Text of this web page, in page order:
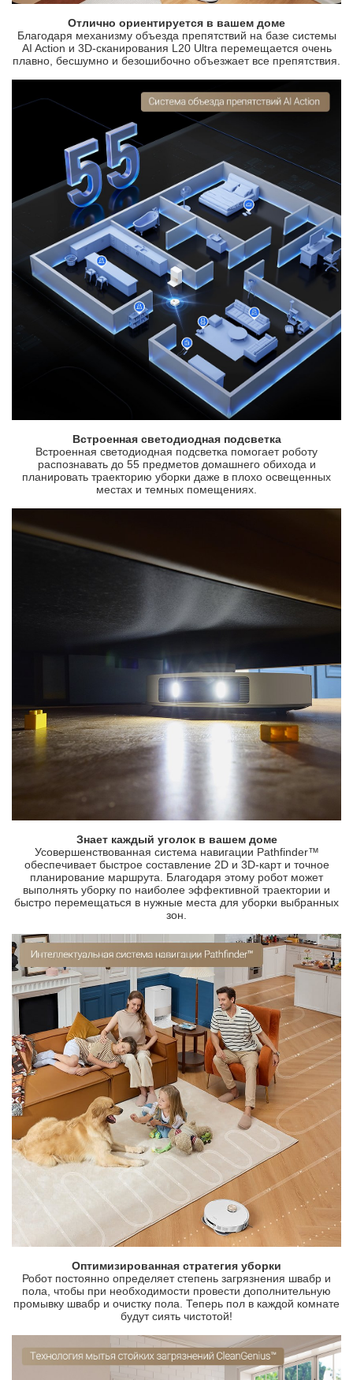
Отлично ориентируется в вашем доме
Благодаря механизму объезда препятствий на базе системы
AI Action и 3D-сканирования L20 Ultra перемещается очень
плавно, бесшумно и безошибочно объезжает все препятствия.
Встроенная светодиодная подсветка
Встроенная светодиодная подсветка помогает роботу
распознавать до 55 предметов домашнего обихода и
планировать траекторию уборки даже в плохо освещенных
местах и темных помещениях.
Знает каждый уголок в вашем доме
Усовершенствованная система навигации Pathfinder™
обеспечивает быстрое составление 2D и 3D-карт и точное
планирование маршрута. Благодаря этому робот может
выполнять уборку по наиболее эффективной траектории и
быстро перемещаться в нужные места для уборки выбранных
зон.
Оптимизированная стратегия уборки
Робот постоянно определяет степень загрязнения швабр и
пола, чтобы при необходимости провести дополнительную
промывку швабр и очистку пола. Теперь пол в каждой комнате
будут сиять чистотой!